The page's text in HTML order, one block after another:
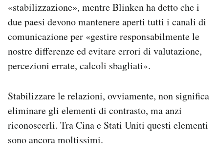
«stabilizzazione», mentre Blinken ha detto che i
due paesi devono mantenere aperti tutti i canali di
comunicazione per «gestire responsabilmente le
nostre differenze ed evitare errori di valutazione,
percezioni errate, calcoli sbagliati».
Stabilizzare le relazioni, ovviamente, non significa
eliminare gli elementi di contrasto, ma anzi
riconoscerli. Tra Cina e Stati Uniti questi elementi
sono ancora moltissimi.